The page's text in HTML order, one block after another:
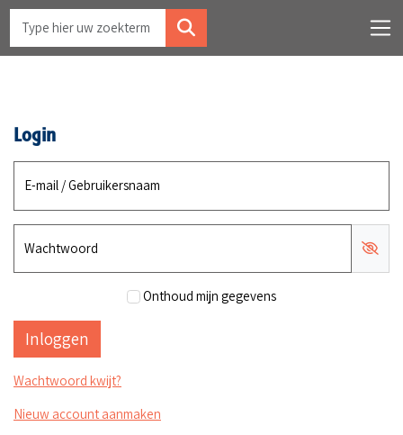
Login
E-mail / Gebruikersnaam
Wachtwoord
Onthoud mijn gegevens
Wachtwoord kwijt?
Nieuw account aanmaken